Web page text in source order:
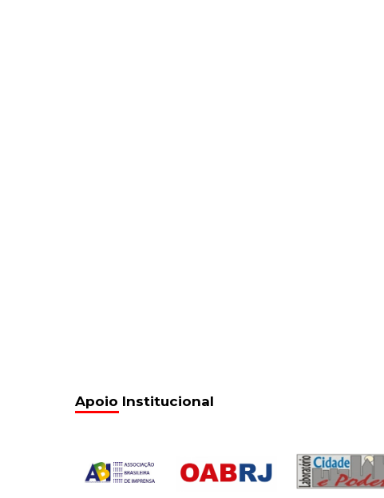
Apoio Institucional